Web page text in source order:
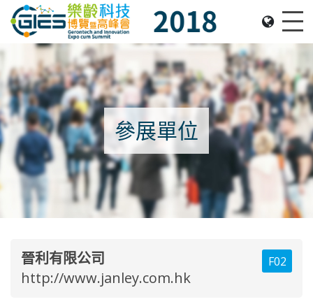
Date: Expo: 22-25 November 2018, Venue: Hall 1A-
參展單位
F02
晉利有限公司
http://www.janley.com.hk